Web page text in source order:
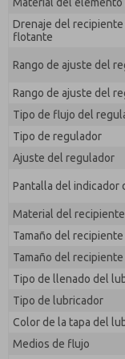
Drenaje del
flotante
Rango de ajuste del
Rango de ajuste del
Tipo de flujo del
Tipo de regulador
Ajuste del regulador
Pantalla del indicador
Material del
Tamaño del
Tamaño del
Tipo de llenado del
Tipo de lubricador
Color de la tapa del
Medios de flujo